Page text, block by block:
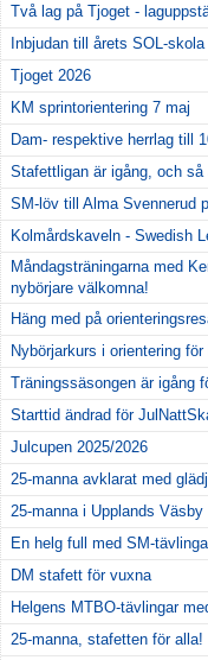
Två lag på Tjoget -
Inbjudan till årets SOL-skola
Tjoget 2026
KM sprintorientering 7 maj
Dam- respektive herrlag till
Stafettligan är igång, och så
SM-löv till Alma Svennerud
Kolmårdskaveln - Swedish
Måndagsträningarna med
nybörjare välkomna!
Häng med på
Nybörjarkurs i orientering
Träningssäsongen är igång
Starttid ändrad för
Julcupen 2025/2026
25-manna avklarat med
25-manna i Upplands Väsby
En helg full med SM-
DM stafett för vuxna
Helgens MTBO-tävlingar
25-manna, stafetten för alla!